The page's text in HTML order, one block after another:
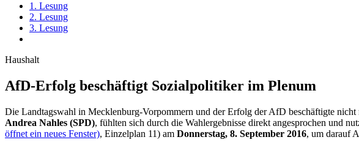
1. Lesung
2. Lesung
3. Lesung
Haushalt
AfD-Erfolg beschäftigt Sozialpolitiker im Plenum
Die Landtagswahl in Mecklenburg-Vorpommern und der Erfolg der AfD beschäftigte
Andrea Nahles (SPD), fühlten sich durch die Wahlergebnisse direkt angesprochen und
öffnet ein neues Fenster), Einzelplan 11) am Donnerstag, 8. September 2016, um darauf